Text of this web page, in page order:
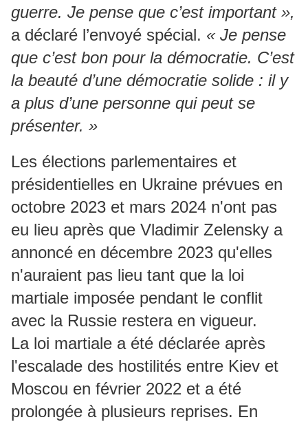
guerre. Je pense que c’est important »,
a déclaré l’envoyé spécial. « Je pense
que c’est bon pour la démocratie. C’est
la beauté d’une démocratie solide : il y
a plus d’une personne qui peut se
présenter. »
Les élections parlementaires et
présidentielles en Ukraine prévues en
octobre 2023 et mars 2024 n'ont pas
eu lieu après que Vladimir Zelensky a
annoncé en décembre 2023 qu'elles
n'auraient pas lieu tant que la loi
martiale imposée pendant le conflit
avec la Russie restera en vigueur.
La loi martiale a été déclarée après
l'escalade des hostilités entre Kiev et
Moscou en février 2022 et a été
prolongée à plusieurs reprises. En